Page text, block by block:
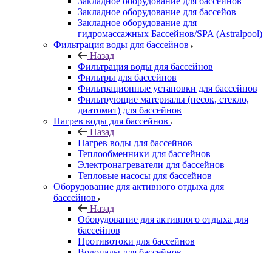
Закладное оборудование для бассейов
Закладное оборудование для
гидромассажных Бассейнов/SPA (Astralpool)
Фильтрация воды для бассейнов
Назад
Фильтрация воды для бассейнов
Фильтры для бассейнов
Фильтрационные установки для бассейнов
Фильтрующие материалы (песок, стекло,
диатомит) для бассейнов
Нагрев воды для бассейнов
Назад
Нагрев воды для бассейнов
Теплообменники для бассейнов
Электронагреватели для бассейнов
Тепловые насосы для бассейнов
Оборудование для активного отдыха для
бассейнов
Назад
Оборудование для активного отдыха для
бассейнов
Противотоки для бассейнов